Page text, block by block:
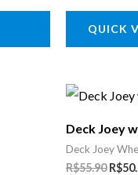
QUICK
Deck Joey
Deck Joey
R$55.90
O
preço
era:
R$